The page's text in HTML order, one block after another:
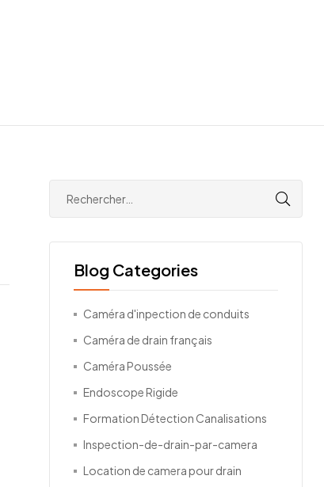
Blog Categories
Caméra d'inpection de conduits
Caméra de drain français
Caméra Poussée
Endoscope Rigide
Formation Détection Canalisations
Inspection-de-drain-par-camera
Location de camera pour drain